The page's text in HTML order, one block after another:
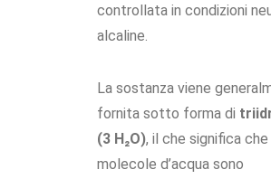
controllata in condizioni
alcaline.
La sostanza viene
fornita sotto forma di
(3 H₂O), il che significa che
molecole d’acqua sono